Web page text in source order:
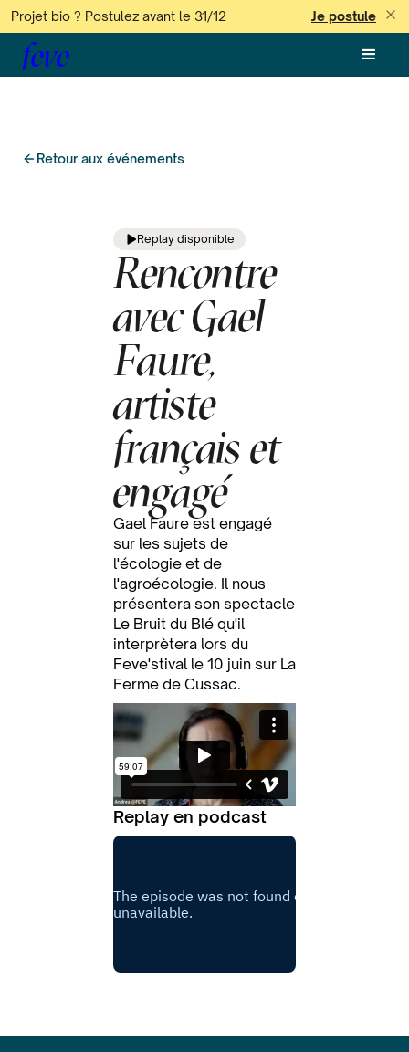
Projet bio ? Postulez avant le 31/12 Je postule
feve
Retour aux événements
Replay disponible
Rencontre
avec Gael
Faure,
artiste
français et
engagé
Gael Faure est engagé
sur les sujets de
l'écologie et de
l'agroécologie. Il nous
présentera son spectacle
Le Bruit du Blé qu'il
interprètera lors du
Feve'stival le 10 juin sur La
Ferme de Cussac.
Replay en podcast